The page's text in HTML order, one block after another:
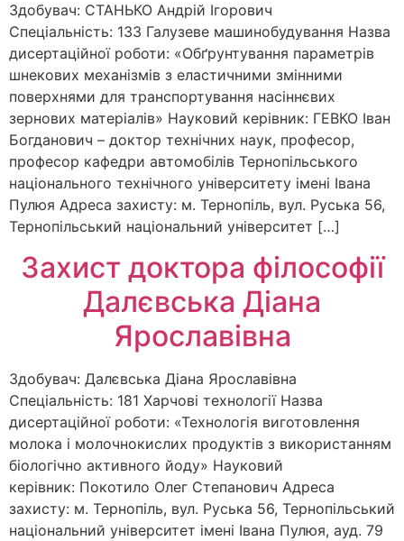
Здобувач: СТАНЬКО Андрій Ігорович
Спеціальність: 133 Галузеве машинобудування Назва
дисертаційної роботи: «Обґрунтування параметрів
шнекових механізмів з еластичними змінними
поверхнями для транспортування насіннєвих
зернових матеріалів» Науковий керівник: ГЕВКО Іван
Богданович – доктор технічних наук, професор,
професор кафедри автомобілів Тернопільського
національного технічного університету імені Івана
Пулюя Адреса захисту: м. Тернопіль, вул. Руська 56,
Тернопільський національний університет […]
Захист доктора філософії
Далєвська Діана
Ярославівна
Здобувач: Далєвська Діана Ярославівна
Спеціальність: 181 Харчові технології Назва
дисертаційної роботи: «Технологія виготовлення
молока і молочнокислих продуктів з використанням
біологічно активного йоду» Науковий
керівник: Покотило Олег Степанович Адреса
захисту: м. Тернопіль, вул. Руська 56, Тернопільський
національний університет імені Івана Пулюя, ауд. 79